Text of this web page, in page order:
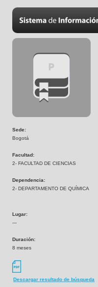
Sede:
Bogotá
Facultad:
2- FACULTAD DE CIENCIAS
Dependencia:
2- DEPARTAMENTO DE QUÍMICA
Lugar:
---
Duración:
8 meses
Descargar resultado de búsqueda